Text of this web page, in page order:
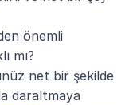
önemli
mı?
net bir şekilde
daraltmaya